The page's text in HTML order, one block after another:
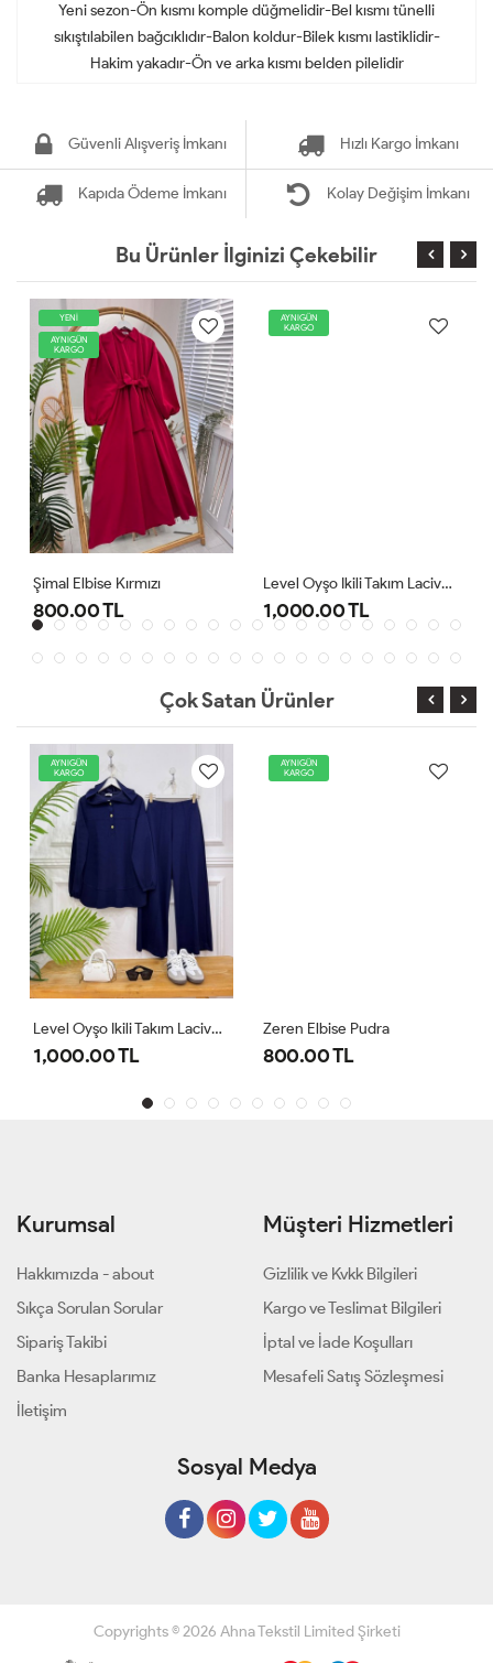
Yeni sezon-Ön kısmı komple düğmelidir-Bel kısmı tünelli
sıkıştılabilen bağcıklıdır-Balon koldur-Bilek kısmı lastiklidir-
Hakim yakadır-Ön ve arka kısmı belden pilelidir
Güvenli Alışveriş İmkanı Hızlı Kargo İmkanı
Kapıda Ödeme İmkanı Kolay Değişim İmkanı
Bu Ürünler İlginizi Çekebilir
YENİ
AYNIGÜN
KARGO
Şimal Elbise Kırmızı
800.00 TL
AYNIGÜN
KARGO
Level Oyşo Ikili Takım Lacivert
1,000.00 TL
Çok Satan Ürünler
AYNIGÜN
KARGO
Level Oyşo Ikili Takım Lacivert
1,000.00 TL
AYNIGÜN
KARGO
Zeren Elbise Pudra
800.00 TL
Kurumsal
Hakkımızda - about
Sıkça Sorulan Sorular
Sipariş Takibi
Banka Hesaplarımız
İletişim
Müşteri Hizmetleri
Gizlilik ve Kvkk Bilgileri
Kargo ve Teslimat Bilgileri
İptal ve İade Koşulları
Mesafeli Satış Sözleşmesi
Sosyal Medya
Copyrights © 2026 Ahna Tekstil Limited Şirketi